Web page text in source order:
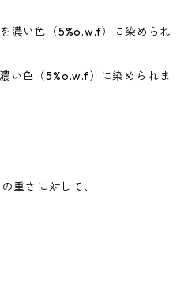
濃い色（5%o.w.f）に染められ
い色（5%o.w.f）に染められま
重さに対して、